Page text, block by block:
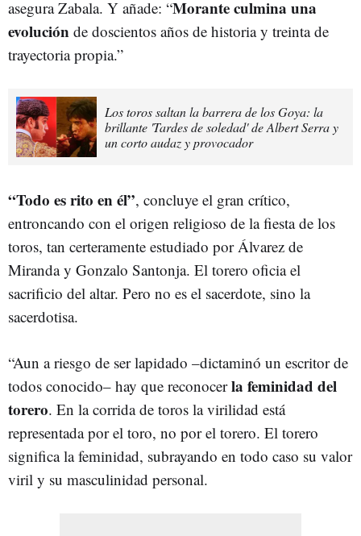
asegura Zabala. Y añade: “Morante culmina una
evolución de doscientos años de historia y treinta de
trayectoria propia.”
Los toros saltan la barrera de los Goya: la
brillante 'Tardes de soledad' de Albert Serra y
un corto audaz y provocador
“Todo es rito en él”, concluye el gran crítico,
entroncando con el origen religioso de la fiesta de los
toros, tan certeramente estudiado por Álvarez de
Miranda y Gonzalo Santonja. El torero oficia el
sacrificio del altar. Pero no es el sacerdote, sino la
sacerdotisa.
“Aun a riesgo de ser lapidado –dictaminó un escritor de
todos conocido– hay que reconocerla feminidad del
torero. En la corrida de toros la virilidad está
representada por el toro, no por el torero. El torero
significa la feminidad, subrayando en todo caso su valor
viril y su masculinidad personal.